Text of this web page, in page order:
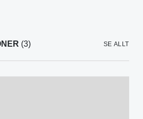
(3) SE ALLT